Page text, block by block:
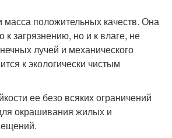
масса положительных качеств. Она
к загрязнению, но и к влаге, не
лучей и механического
к экологически чистым
ее безо всяких ограничений
окрашивания жилых и